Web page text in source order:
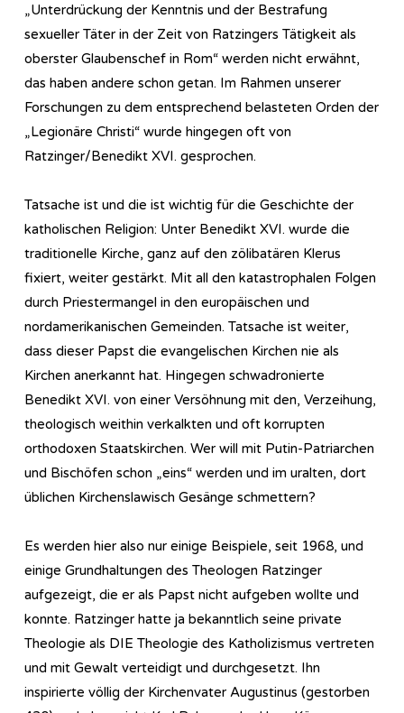
„Unterdrückung der Kenntnis und der Bestrafung
sexueller Täter in der Zeit von Ratzingers Tätigkeit als
oberster Glaubenschef in Rom“ werden nicht erwähnt,
das haben andere schon getan. Im Rahmen unserer
Forschungen zu dem entsprechend belasteten Orden der
„Legionäre Christi“ wurde hingegen oft von
Ratzinger/Benedikt XVI. gesprochen.
Tatsache ist und die ist wichtig für die Geschichte der
katholischen Religion: Unter Benedikt XVI. wurde die
traditionelle Kirche, ganz auf den zölibatären Klerus
fixiert, weiter gestärkt. Mit all den katastrophalen Folgen
durch Priestermangel in den europäischen und
nordamerikanischen Gemeinden. Tatsache ist weiter,
dass dieser Papst die evangelischen Kirchen nie als
Kirchen anerkannt hat. Hingegen schwadronierte
Benedikt XVI. von einer Versöhnung mit den, Verzeihung,
theologisch weithin verkalkten und oft korrupten
orthodoxen Staatskirchen. Wer will mit Putin-Patriarchen
und Bischöfen schon „eins“ werden und im uralten, dort
üblichen Kirchenslawisch Gesänge schmettern?
Es werden hier also nur einige Beispiele, seit 1968, und
einige Grundhaltungen des Theologen Ratzinger
aufgezeigt, die er als Papst nicht aufgeben wollte und
konnte. Ratzinger hatte ja bekanntlich seine private
Theologie als DIE Theologie des Katholizismus vertreten
und mit Gewalt verteidigt und durchgesetzt. Ihn
inspirierte völlig der Kirchenvater Augustinus (gestorben